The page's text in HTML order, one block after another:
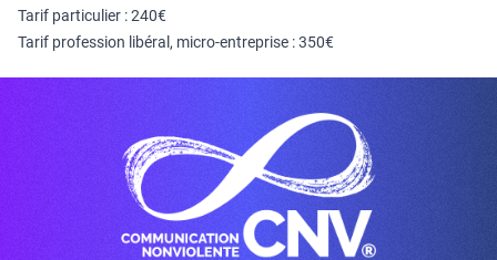
Tarif particulier : 240€
Tarif profession libéral, micro-entreprise : 350€